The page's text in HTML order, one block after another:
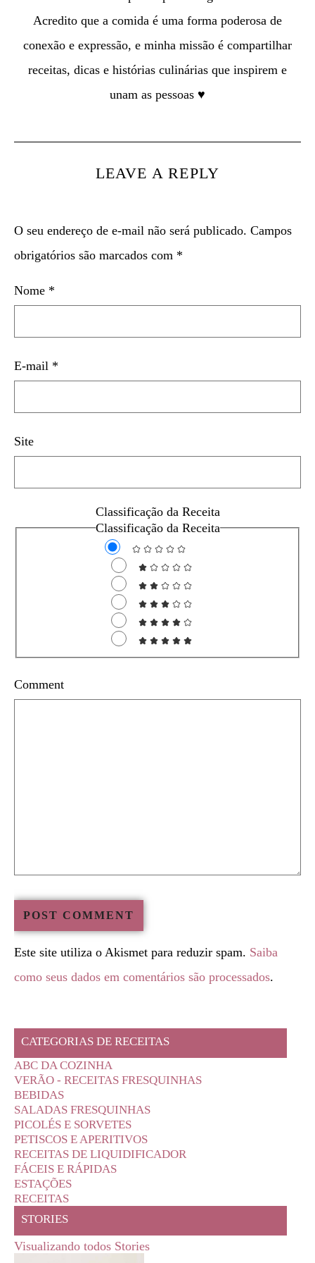
Acredito que a comida é uma forma poderosa de
conexão e expressão, e minha missão é compartilhar
receitas, dicas e histórias culinárias que inspirem e
unam as pessoas ♥
LEAVE A REPLY
O seu endereço de e-mail não será publicado. Campos
obrigatórios são marcados com *
Nome *
E-mail *
Site
Classificação da Receita
Classificação da Receita
Comment
Este site utiliza o Akismet para reduzir spam. Saiba
como seus dados em comentários são processados.
CATEGORIAS DE RECEITAS
ABC DA COZINHA
VERÃO - RECEITAS FRESQUINHAS
BEBIDAS
SALADAS FRESQUINHAS
PICOLÉS E SORVETES
PETISCOS E APERITIVOS
RECEITAS DE LIQUIDIFICADOR
FÁCEIS E RÁPIDAS
ESTAÇÕES
RECEITAS
STORIES
Visualizando todos Stories